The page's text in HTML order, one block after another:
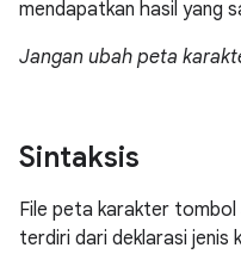
mendapatkan hasil yang
Jangan ubah peta
Sintaksis
File peta karakter tombol
terdiri dari deklarasi jenis